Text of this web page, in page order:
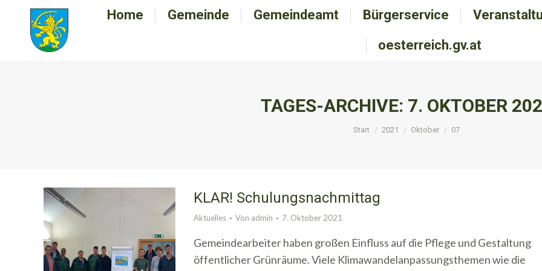
Home Gemeinde Gemeindeamt Bürgerservice
oesterreich.gv.at
TAGES-ARCHIVE: 7. OKTOBER
Sie befinden sich hier:
Start 2021 Oktober 07
KLAR! Schulungsnachmittag
Aktuelles Von admin 7. Oktober 2021
Gemeindearbeiter haben großen Einfluss auf die Pflege und Gestaltung
öffentlicher Grünräume. Viele Klimawandelanpassungsthemen wie die
Home Gemeinde Gemeindeamt Bürgerservice
oesterreich.gv.at